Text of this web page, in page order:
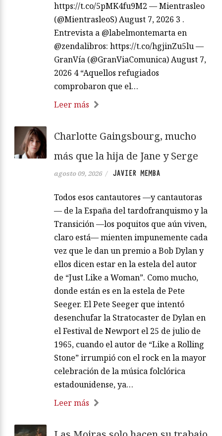
https://t.co/5pMK4fu9M2 — Mientrasleo
(@MientrasleoS) August 7, 2026 3 .
Entrevista a @labelmontemarta en
@zendalibros: https://t.co/hgjinZu5lu —
GranVía (@GranViaComunica) August 7,
2026 4 “Aquellos refugiados
comprobaron que el…
Leer más
Charlotte Gaingsbourg, mucho
más que la hija de Jane y Serge
agosto 09, 2026 / JAVIER MEMBA
Todos esos cantautores —y cantautoras
— de la España del tardofranquismo y la
Transición —los poquitos que aún viven,
claro está— mienten impunemente cada
vez que le dan un premio a Bob Dylan y
ellos dicen estar en la estela del autor
de “Just Like a Woman”. Como mucho,
donde están es en la estela de Pete
Seeger. El Pete Seeger que intentó
desenchufar la Stratocaster de Dylan en
el Festival de Newport el 25 de julio de
1965, cuando el autor de “Like a Rolling
Stone” irrumpió con el rock en la mayor
celebración de la música folclórica
estadounidense, ya…
Leer más